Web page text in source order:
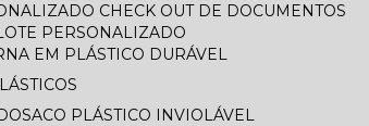
CHECK OUT DE DOCUMENTOS
PERSONALIZADO
EM PLÁSTICO DURÁVEL
SACO PLÁSTICO INVIOLÁVEL